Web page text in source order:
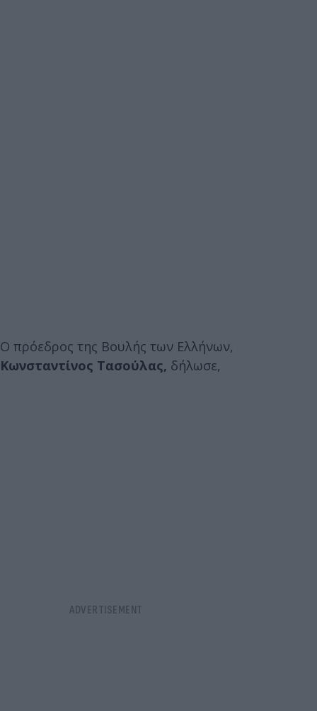
Ο πρόεδρος της Βουλής των Ελλήνων,
Κωνσταντίνος Τασούλας, δήλωσε,